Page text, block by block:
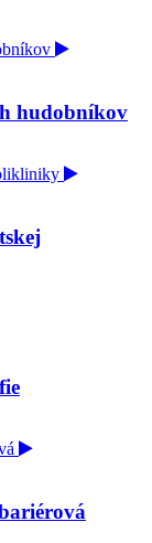
hudobníkov